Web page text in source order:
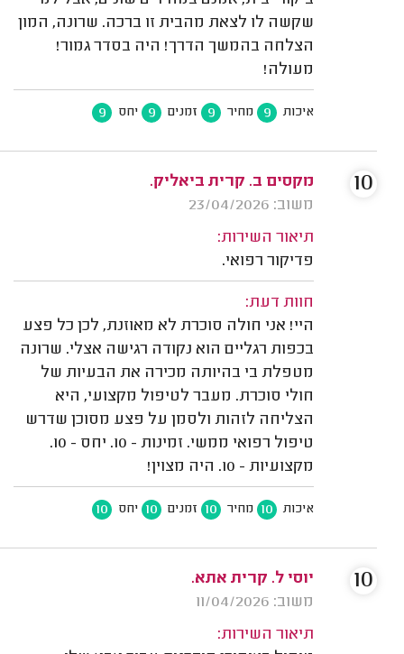
שקשה לו לצאת מהבית זו ברכה. שרונה, המון
הצלחה בהמשך הדרך! היה בסדר גמור!
מעולה!
איכות 9 מחיר 9 זמנים 9 יחס 9
מקסים ב. קרית ביאליק.
משוב: 23/04/2026
תיאור השירות:
פדיקור רפואי.
חוות דעת:
היי! אני חולה סוכרת לא מאוזנת, לכן כל פצע
בכפות רגליים הוא נקודה רגישה אצלי. שרונה
מטפלת בי בהיותה מכירה את הבעיות של
חולי סוכרת. מעבר לטיפול מקצועי, היא
הצליחה לזהות ולסמן על פצע מסוכן שדרש
טיפול רפואי ממשי. זמינות - 10. יחס - 10.
מקצועיות - 10. היה מצוין!
איכות 10 מחיר 10 זמנים 10 יחס 10
10
יוסי ל. קרית אתא.
משוב: 11/04/2026
תיאור השירות:
10